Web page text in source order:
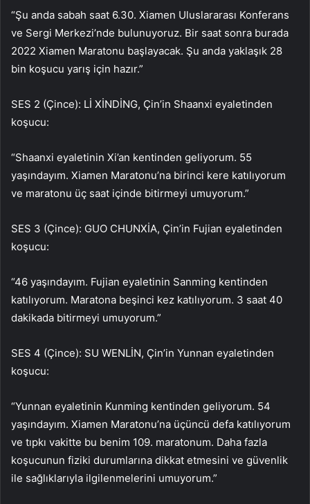
“Şu anda sabah saat 6.30. Xiamen Uluslararası Konferans
ve Sergi Merkezi’nde bulunuyoruz. Bir saat sonra burada
2022 Xiamen Maratonu başlayacak. Şu anda yaklaşık 28
bin koşucu yarış için hazır.”
SES 2 (Çince): Lİ XİNDİNG, Çin’in Shaanxi eyaletinden
koşucu:
“Shaanxi eyaletinin Xi’an kentinden geliyorum. 55
yaşındayım. Xiamen Maratonu’na birinci kere katılıyorum
ve maratonu üç saat içinde bitirmeyi umuyorum.”
SES 3 (Çince): GUO CHUNXİA, Çin’in Fujian eyaletinden
koşucu:
“46 yaşındayım. Fujian eyaletinin Sanming kentinden
katılıyorum. Maratona beşinci kez katılıyorum. 3 saat 40
dakikada bitirmeyi umuyorum.”
SES 4 (Çince): SU WENLİN, Çin’in Yunnan eyaletinden
koşucu:
“Yunnan eyaletinin Kunming kentinden geliyorum. 54
yaşındayım. Xiamen Maratonu’na üçüncü defa katılıyorum
ve tıpkı vakitte bu benim 109. maratonum. Daha fazla
koşucunun fiziki durumlarına dikkat etmesini ve güvenlik
ile sağlıklarıyla ilgilenmelerini umuyorum.”